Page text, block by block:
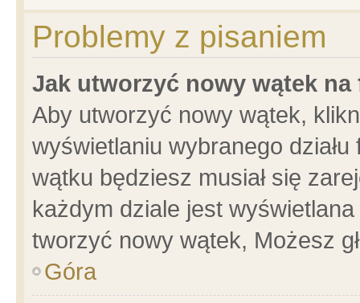
Problemy z pisaniem
Jak utworzyć nowy wątek na
Aby utworzyć nowy wątek,
wyświetlaniu wybranego
wątku będziesz musiał się
każdym dziale jest
tworzyć nowy wątek, Możesz
Góra